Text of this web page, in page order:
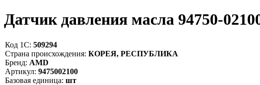
Датчик давления масла 94750-
Код 1С: 509294
Страна происхождения: КОРЕЯ, РЕСПУБЛИКА
Бренд: AMD
Артикул: 9475002100
Базовая единица: шт